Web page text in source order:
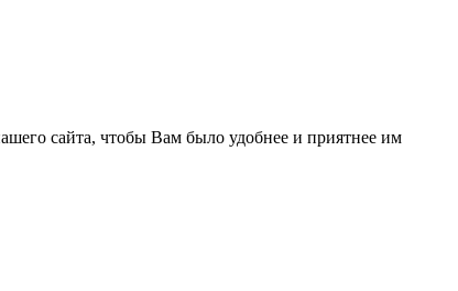
сайта, чтобы Вам было удобнее и приятнее им